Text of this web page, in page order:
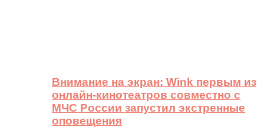
Внимание на экран: Wink первым из
онлайн-кинотеатров совместно с
МЧС России запустил экстренные
оповещения